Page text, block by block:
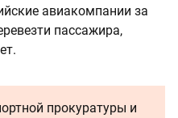
авиакомпании за
пассажира,
прокуратуры и